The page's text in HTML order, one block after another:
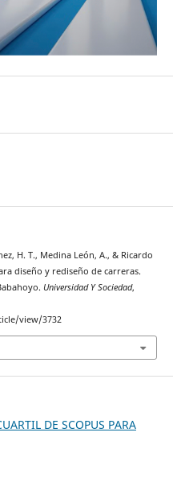
H. T., Medina León, A., & Ricardo
diseño y rediseño de carreras.
Universidad Y Sociedad,
view/3732
DE SCOPUS PARA